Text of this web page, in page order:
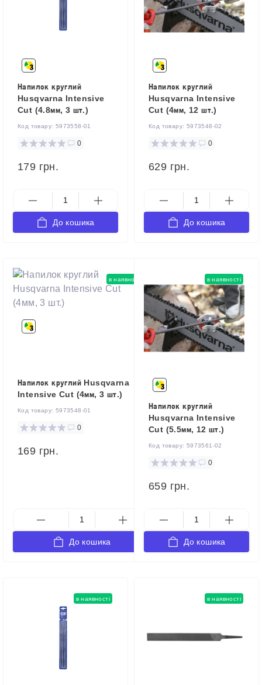
Напилок круглий
Husqvarna Intensive
Cut (4.8мм, 3 шт.)
Код товару: 5973558-01
0
179 грн.
До кошика
Напилок круглий
Husqvarna Intensive
Cut (4мм, 12 шт.)
Код товару: 5973548-02
0
629 грн.
До кошика
в наявності
Напилок круглий Husqvarna
Intensive Cut (4мм, 3 шт.)
Код товару: 5973548-01
0
169 грн.
До кошика
в наявності
Напилок круглий
Husqvarna Intensive
Cut (5.5мм, 12 шт.)
Код товару: 5973561-02
0
659 грн.
До кошика
в наявності в наявності